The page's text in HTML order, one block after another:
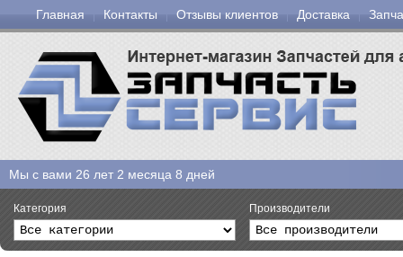
Главная Контакты Отзывы клиентов Доставка
Мы с вами 26 лет 2 месяца 8 дней
Категория Производители